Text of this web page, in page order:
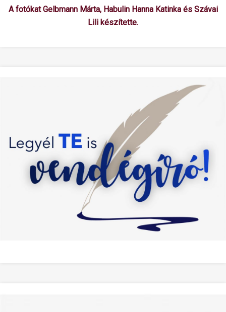
A fotókat Gelbmann Márta, Habulin Hanna Katinka és Szávai
Lili készítette.